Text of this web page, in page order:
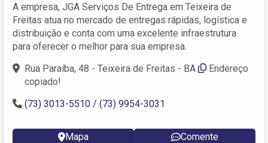
A empresa, JGA Serviços De Entrega em Teixeira de
Freitas atua no mercado de entregas rápidas, logística e
distribuição e conta com uma excelente infraestrutura
para oferecer o melhor para sua empresa.
Rua Paraíba, 48 - Teixeira de Freitas - BA
Endereço
copiado!
(73) 3013-5510 / (73) 9954-3031
Mapa Comente